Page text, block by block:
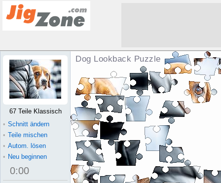
Dog Lookback Puzzle
67 Teile Klassisch
• Schnitt ändern
• Teile mischen
• Autom. lösen
• Neu beginnen
0:00